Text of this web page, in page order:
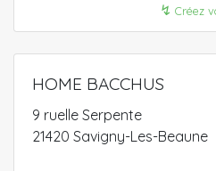
↯ Créez
HOME BACCHUS
9 ruelle Serpente
21420 Savigny-Les-Beaune